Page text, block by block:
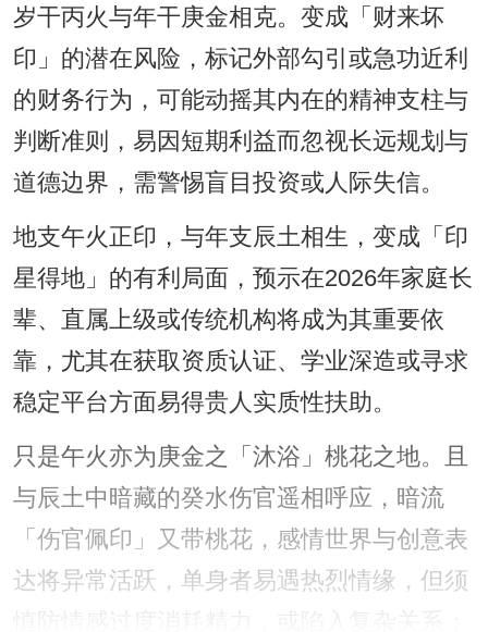
岁干丙火与年干庚金相克。变成「财来坏
印」的潜在风险，标记外部勾引或急功近利
的财务行为，可能动摇其内在的精神支柱与
判断准则，易因短期利益而忽视长远规划与
道德边界，需警惕盲目投资或人际失信。
地支午火正印，与年支辰土相生，变成「印
星得地」的有利局面，预示在2026年家庭长
辈、直属上级或传统机构将成为其重要依
靠，尤其在获取资质认证、学业深造或寻求
稳定平台方面易得贵人实质性扶助。
只是午火亦为庚金之「沐浴」桃花之地。且
与辰土中暗藏的癸水伤官遥相呼应，暗流
「伤官佩印」又带桃花，感情世界与创意表
达将异常活跃，单身者易遇热烈情缘，但须